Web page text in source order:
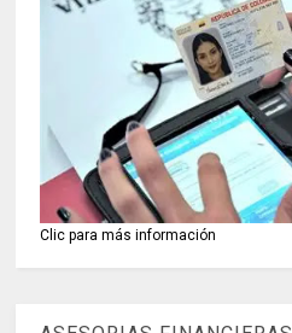
Clic para más información